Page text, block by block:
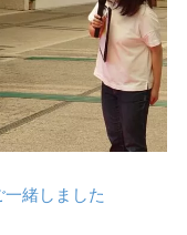
緒しました